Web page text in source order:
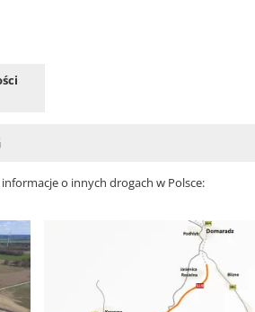
o innych drogach w Polsce: